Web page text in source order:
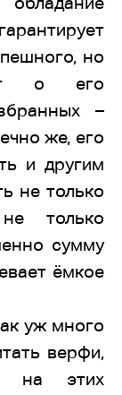
но
о его
–
же, его
и другим
не только
только
сумму
ёмкое
уж много
верфи,
на этих